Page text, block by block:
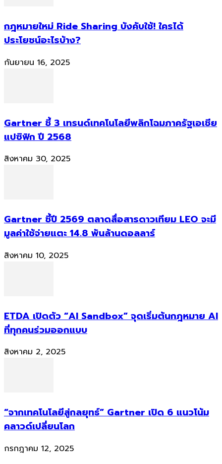
กฎหมายใหม่ Ride Sharing บังคับใช้! ใครได้
ประโยชน์อะไรบ้าง?
กันยายน 16, 2025
Gartner ชี้ 3 เทรนด์เทคโนโลยีพลิกโฉมภาครัฐเอเชีย
แปซิฟิก ปี 2568
สิงหาคม 30, 2025
Gartner ชี้ปี 2569 ตลาดสื่อสารดาวเทียม LEO จะมี
มูลค่าใช้จ่ายแตะ 14.8 พันล้านดอลลาร์
สิงหาคม 10, 2025
ETDA เปิดตัว “AI Sandbox” จุดเริ่มต้นกฎหมาย AI
ที่ทุกคนร่วมออกแบบ
สิงหาคม 2, 2025
“จากเทคโนโลยีสู่กลยุทธ์” Gartner เปิด 6 แนวโน้ม
คลาวด์เปลี่ยนโลก
กรกฎาคม 12, 2025